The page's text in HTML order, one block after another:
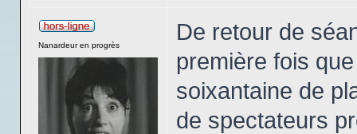
Nanardeur en progrès
De retour de
première fois
soixantaine de
de spectateurs